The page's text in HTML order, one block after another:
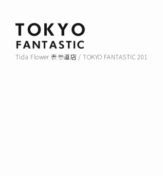
Tida Flower 表参道店 / TOKYO FANTASTIC 201